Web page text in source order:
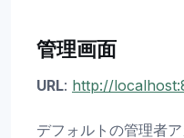
管理画面
URL: http://
デフォルトの管理者ア